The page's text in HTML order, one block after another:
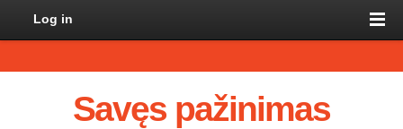
Log in
Savęs pažinimas